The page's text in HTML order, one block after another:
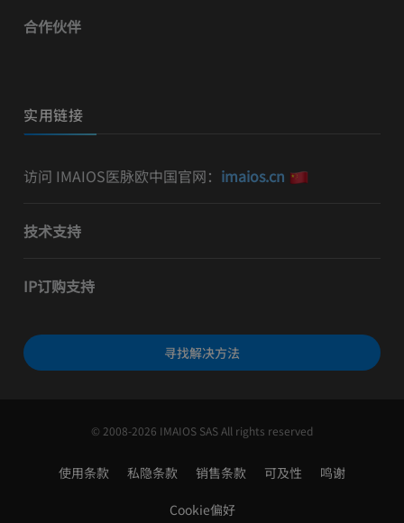
合作伙伴
实用链接
访问 IMAIOS医脉欧中国官网： imaios.cn
技术支持
IP订购支持
寻找解决方法
© 2008-2026 IMAIOS SAS All rights reserved
使用条款 私隐条款 销售条款 可及性 鸣谢
Cookie偏好